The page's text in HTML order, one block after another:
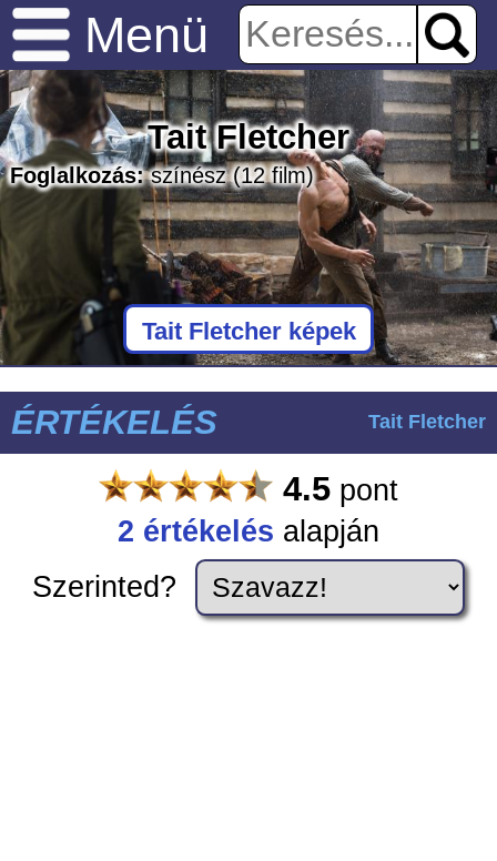
Menü
Tait Fletcher
Foglalkozás:színész(12 film)
Tait Fletcher képek
ÉRTÉKELÉS Tait Fletcher
4.5 pont
2 értékelés alapján
Szerinted?